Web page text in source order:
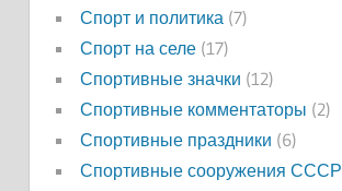
Спорт и политика(7)
Спорт на селе(17)
Спортивные значки (12)
Спортивные комментаторы (2)
Спортивные праздники (6)
Спортивные сооружения СССР